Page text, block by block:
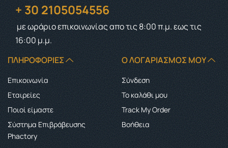
+ 30 2105054556
με ωράριο επικοινωνίαςαπο τις 8:00 π.μ. εως τις
16:00 μ.μ.
ΠΛΗΡΟΦΟΡΊΕΣ
Επικοινωνία
Εταιρείες
Ποιοί είμαστε
Σύστημα Επιβράβευσης
Phactory
Ο ΛΟΓΑΡΙΑΣΜΌΣ ΜΟΥ
Σύνδεση
Το καλάθι μου
Track My Order
Boήθεια